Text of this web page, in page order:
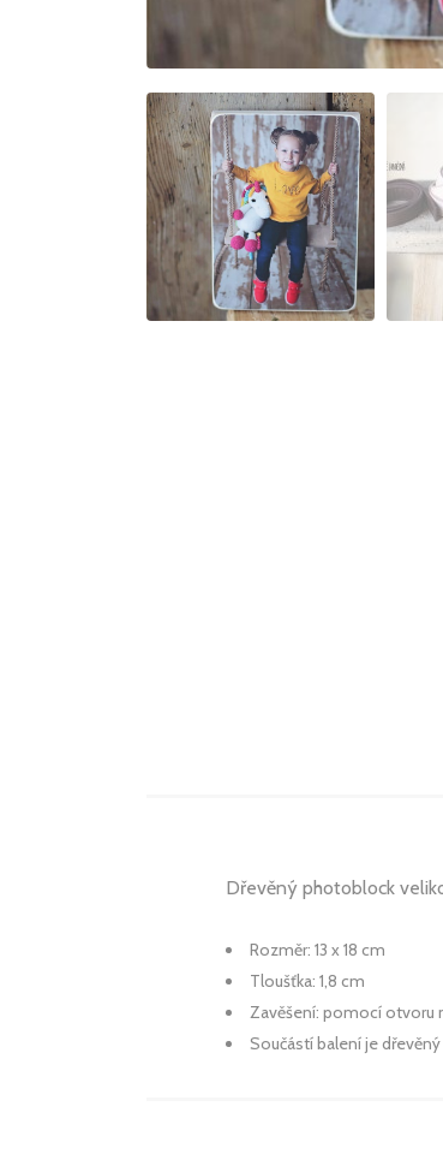
Dřevěný photoblock
Rozměr: 13 x 18 cm
Tloušťka: 1,8 cm
Zavěšení: pomocí otvoru
Součástí balení je